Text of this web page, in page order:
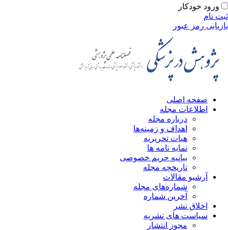
ورود خودکار
نام
رمز عبور
صفحه اصلی
اطلاعات مجله
درباره مجله
اهداف و زمینه‌ها
هیات تحریریه
نمایه نامه ها
بیانیه حریم خصوصی
تاریخچه مجله
آرشیو مقالات
شماره‌های مجله
آخرین شماره
اخلاق نشر
سیاست های نشریه
مجوز انتشار